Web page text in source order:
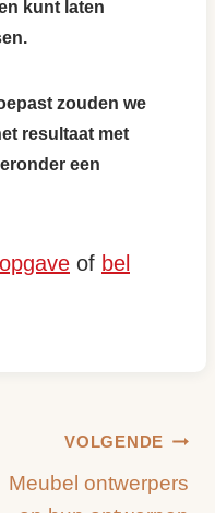
kunt laten
zouden we
resultaat met
een
of bel
VOLGENDE
Meubel ontwerpers